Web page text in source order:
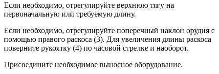
Если необходимо, отрегулируйте верхнюю тягу на
первоначальную или требуемую длину.
Если необходимо, отрегулируйте поперечный наклон орудия с
помощью правого раскоса (3). Для увеличения длины раскоса
поверните рукоятку (4) по часовой стрелке и наоборот.
Присоедините необходимое выносное оборудование.